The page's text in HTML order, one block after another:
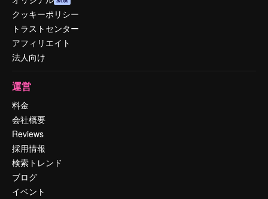
クッキーポリシー
トラストセンター
アフィリエイト
法人向け
運営
料金
会社概要
Reviews
採用情報
検索トレンド
ブログ
イベント